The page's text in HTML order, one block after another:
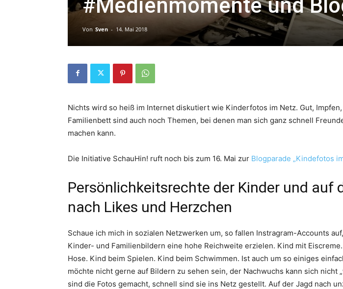
#Medienmomente und
Von Sven - 14. Mai 2018
Nichts wird so heiß im Internet diskutiert wie Kinderfotos im Netz. Gut,
Familienbett sind auch noch Themen, bei denen man sich ganz schnell
machen kann.
Die Initiative SchauHin! ruft noch bis zum 16. Mai zur Blogparade „Kindefotos
Persönlichkeitsrechte der Kinder und auf
nach Likes und Herzchen
Schaue ich mich in sozialen Netzwerken um, so fallen Instragram-Accounts
Kinder- und Familienbildern eine hohe Reichweite erzielen. Kind mit
Hose. Kind beim Spielen. Kind beim Schwimmen. Ist auch um so einiges
möchte nicht gerne auf Bildern zu sehen sein, der Nachwuchs kann sich nicht
sind die Fotos gemacht, schnell sind sie ins Netz gestellt. Auf der Jagd nach